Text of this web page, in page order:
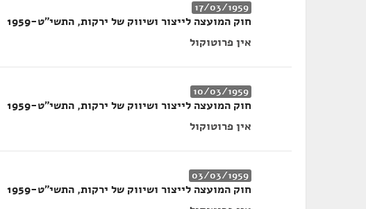
17/03/1959
חוק המועצה לייצור ושיווק של ירקות, התשי"ט-1959
אין פרוטוקול
10/03/1959
חוק המועצה לייצור ושיווק של ירקות, התשי"ט-1959
אין פרוטוקול
03/03/1959
חוק המועצה לייצור ושיווק של ירקות, התשי"ט-1959